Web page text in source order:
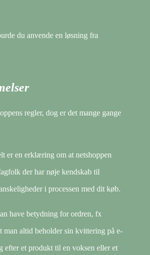
du anvende en løsning fra
regler, dog er det mange gange
er en erklæring om at netshoppen
der har nøje kendskab til
i processen med dit køb.
have betydning for ordren, fx
man altid beholder sin kvittering på e-
efter et produkt til en voksen eller et